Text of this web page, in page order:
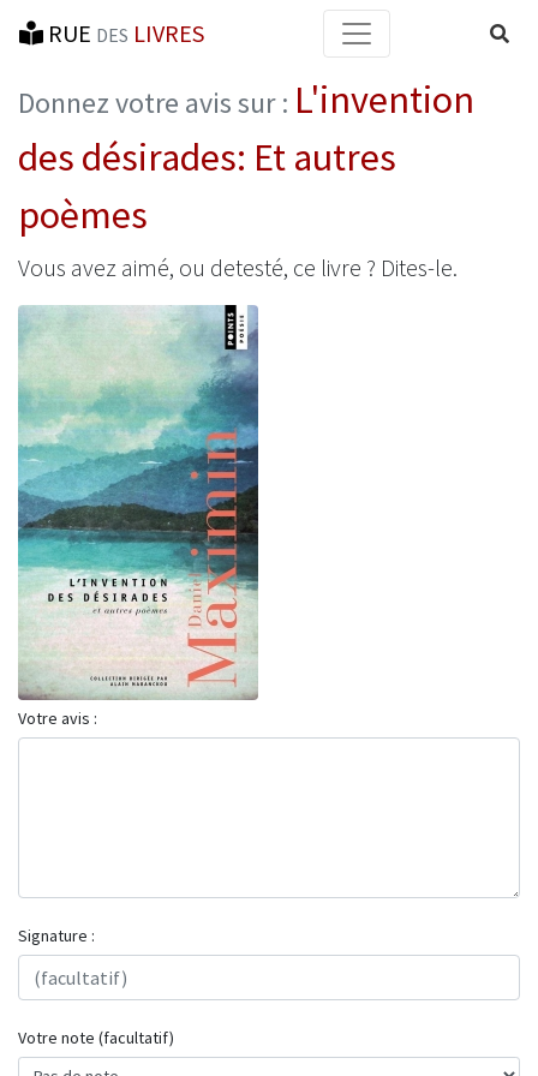
RUE DES LIVRES
Donnez votre avis sur : L'invention
des désirades: Et autres
poèmes
Vous avez aimé, ou detesté, ce livre ? Dites-le.
Votre avis :
Signature :
Votre note (facultatif)